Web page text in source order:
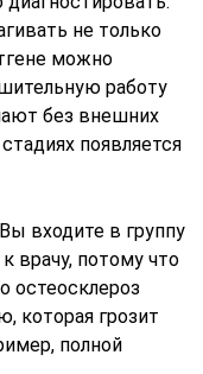
возможно,
болит. При
будет
подвздошной
от него
и
которым
этом виде